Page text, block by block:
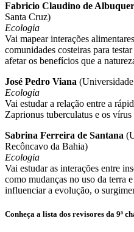
Fabricio Claudino de
Santa Cruz)
Ecologia
Vai mapear interações
comunidades costeiras para
afetar os benefícios que a
José Pedro Viana
Ecologia
Vai estudar a relação entre a
Zaprionus tuberculatus e os vírus
Sabrina Ferreira de Santana
Recôncavo da Bahia)
Ecologia
Vai estudar as interações entre
como mudanças no uso da terra
influenciar a evolução, o
Conheça a lista dos revisores da 9ª